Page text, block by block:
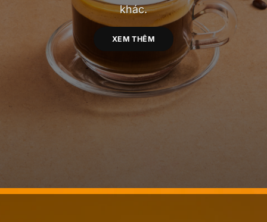
khác.
XEM THÊM